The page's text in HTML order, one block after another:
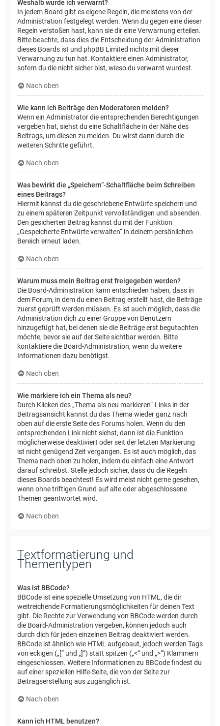
Weshalb wurde ich verwarnt?
In jedem Board gibt es eigene Regeln, die meistens von der
Administration festgelegt werden. Wenn du gegen eine dieser
Regeln verstoßen hast, kann sie dir eine Verwarnung erteilen.
Bitte beachte, dass dies die Entscheidung der Administration
dieses Boards ist und phpBB Limited nichts mit dieser
Verwarnung zu tun hat. Kontaktiere einen Administrator,
sofern du die nicht sicher bist, wieso du verwarnt wurdest.
Nach oben
Wie kann ich Beiträge den Moderatoren melden?
Wenn ein Administrator die entsprechenden Berechtigungen
vergeben hat, siehst du eine Schaltfläche in der Nähe des
Beitrags, um diesen zu melden. Du wirst dann durch die
weiteren Schritte geführt.
Nach oben
Was bewirkt die „Speichern“-Schaltfläche beim Schreiben
eines Beitrags?
Hiermit kannst du die geschriebene Entwürfe speichern und
zu einem späteren Zeitpunkt vervollständigen und absenden.
Den gesicherten Beitrag kannst du mit der Funktion
„Gespeicherte Entwürfe verwalten“ in deinem persönlichen
Bereich erneut laden.
Nach oben
Warum muss mein Beitrag erst freigegeben werden?
Die Board-Administration kann entschieden haben, dass in
dem Forum, in dem du einen Beitrag erstellt hast, die Beiträge
zuerst geprüft werden müssen. Es ist auch möglich, dass die
Administration dich zu einer Gruppe von Benutzern
hinzugefügt hat, bei denen sie die Beiträge erst begutachten
möchte, bevor sie auf der Seite sichtbar werden. Bitte
kontaktiere die Board-Administration, wenn du weitere
Informationen dazu benötigst.
Nach oben
Wie markiere ich ein Thema als neu?
Durch Klicken des „Thema als neu markieren“-Links in der
Beitragsansicht kannst du das Thema wieder ganz nach
oben auf die erste Seite des Forums holen. Wenn du den
entsprechenden Link nicht siehst, dann ist die Funktion
möglicherweise deaktiviert oder seit der letzten Markierung
ist nicht genügend Zeit vergangen. Es ist auch möglich, das
Thema nach oben zu holen, indem du einfach eine Antwort
darauf schreibst. Stelle jedoch sicher, dass du die Regeln
dieses Boards beachtest! Es wird meist nicht gerne gesehen,
wenn ohne triftigen Grund auf alte oder abgeschlossene
Themen geantwortet wird.
Nach oben
Textformatierung und
Thementypen
Was ist BBCode?
BBCode ist eine spezielle Umsetzung von HTML, die dir
weitreichende Formatierungsmöglichkeiten für deinen Text
gibt. Die Rechte zur Verwendung von BBCode werden durch
die Board-Administration vergeben, können jedoch auch
durch dich für jeden einzelnen Beitrag deaktiviert werden.
BBCode ist ähnlich wie HTML aufgebaut, jedoch werden Tags
von eckigen („[“ und „]“) statt spitzen („<“ und „>“) Klammern
eingeschlossen. Weitere Informationen zu BBCode findest du
auf einer speziellen Hilfe-Seite, die von der Seite zur
Beitragserstellung aus zugänglich ist.
Nach oben
Kann ich HTML benutzen?